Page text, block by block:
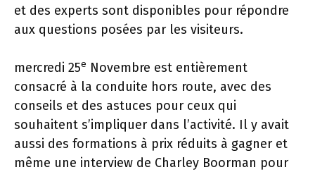
et des experts sont disponibles pour répondre
aux questions posées par les visiteurs.
mercredi 25e Novembre est entièrement
consacré à la conduite hors route, avec des
conseils et des astuces pour ceux qui
souhaitent s’impliquer dans l’activité. Il y avait
aussi des formations à prix réduits à gagner et
même une interview de Charley Boorman pour